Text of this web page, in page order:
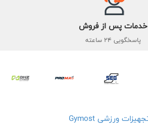
خدمات پس از فروش
پاسخگویی 24 ساعته